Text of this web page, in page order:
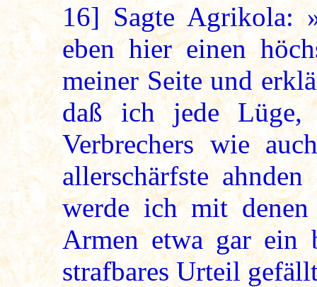
16] Sagte Agrikola:
eben hier einen
meiner Seite und
daß ich jede Lüge,
Verbrechers wie
allerschärfste
werde ich mit
Armen etwa gar ein
strafbares Urteil